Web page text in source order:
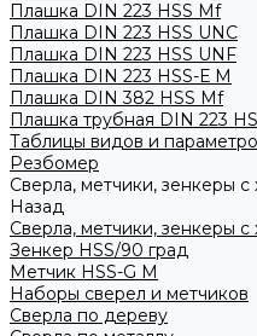
Плашка DIN 223 HSS Mf
Плашка DIN 223 HSS UNC
Плашка DIN 223 HSS UNF
Плашка DIN 223 HSS-Е M
Плашка DIN 382 HSS Mf
Плашка трубная DIN 223
Таблицы видов и
Резбомер
Сверла, метчики, зенкеры с
Назад
Сверла, метчики, зенкеры с
Зенкер HSS/90 град
Метчик HSS-G М
Наборы сверел и метчиков
Сверла по дереву